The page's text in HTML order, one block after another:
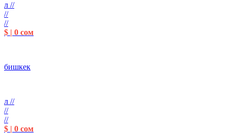
л //
//
//
$ | 0 сом
бишкек
л //
//
//
$ | 0 сом